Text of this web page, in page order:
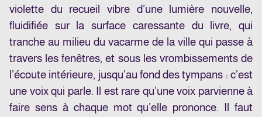
violette du recueil vibre d’une lumière nouvelle,
fluidifiée sur la surface caressante du livre, qui
tranche au milieu du vacarme de la ville qui passe à
travers les fenêtres, et sous les vrombissements de
l’écoute intérieure, jusqu’au fond des tympans : c’est
une voix qui parle. Il est rare qu’une voix parvienne à
faire sens à chaque mot qu’elle prononce. Il faut